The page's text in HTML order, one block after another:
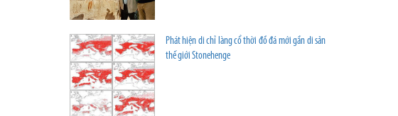
Phát hiện di chỉ làng cổ thời đồ đá mới gần di sản
thế giới Stonehenge